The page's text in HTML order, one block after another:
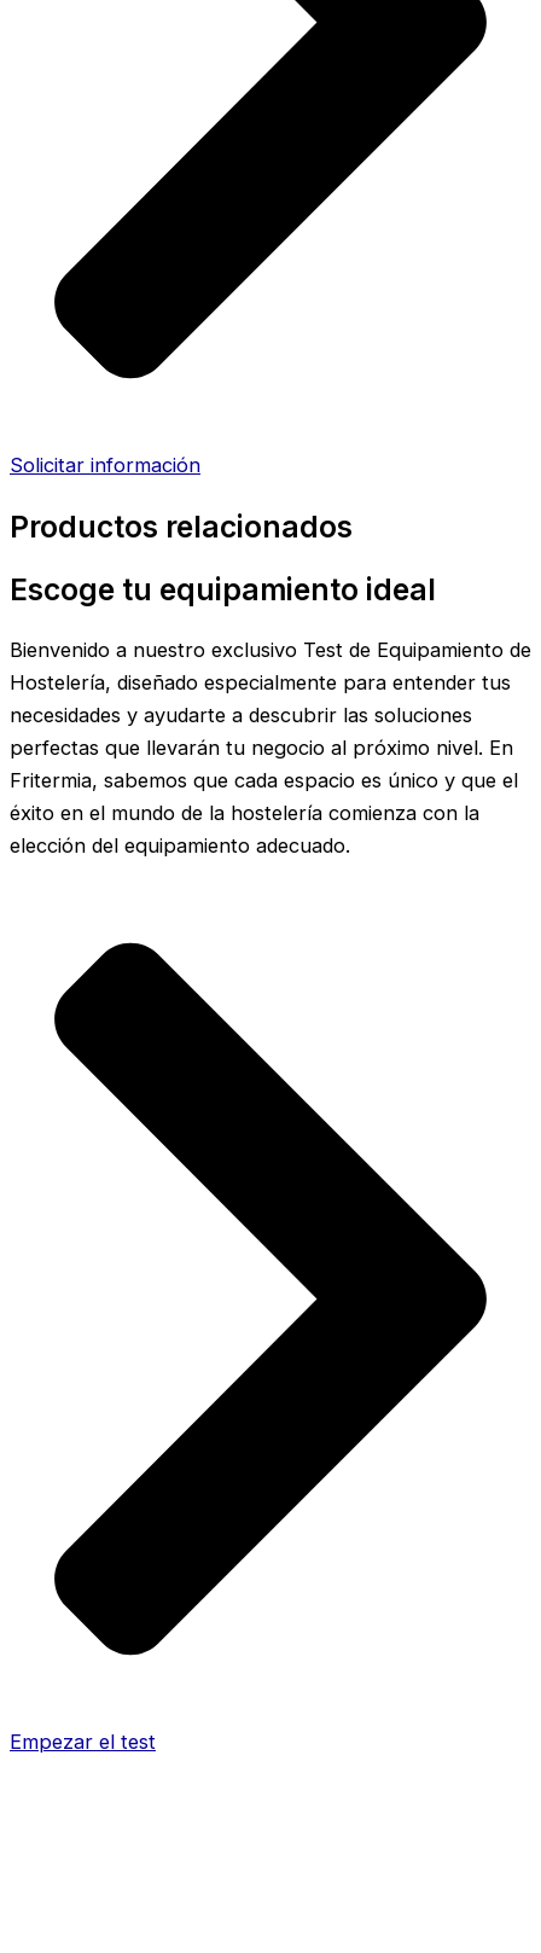
Solicitar información
Productos relacionados
Escoge tu equipamiento ideal
Bienvenido a nuestro exclusivo Test de Equipamiento de
Hostelería, diseñado especialmente para entender tus
necesidades y ayudarte a descubrir las soluciones
perfectas que llevarán tu negocio al próximo nivel. En
Fritermia, sabemos que cada espacio es único y que el
éxito en el mundo de la hostelería comienza con la
elección del equipamiento adecuado.
Empezar el test